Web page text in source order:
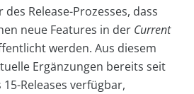
Release-Prozesses, dass
neue Features in der Current
werden. Aus diesem
Ergänzungen bereits seit
Releases verfügbar,